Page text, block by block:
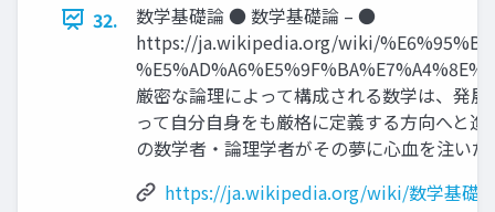
32.
数学基礎論 ● 数学基礎論 – ●
https://ja.wikipedia.org/wiki/%E6%95%B0
厳密な論理によって構成される数学は、発展
って自分自身をも厳格に定義する方向へと進
の数学者・論理学者がその夢に心血を注いだ
https://ja.wikipedia.org/wiki/数学基礎